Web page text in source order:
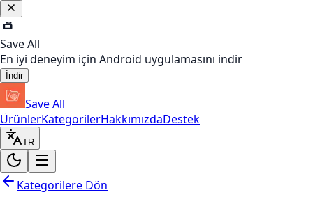
Save All
En iyi deneyim için Android uygulamasını indir
İndir
Save All
ÜrünlerKategorilerHakkımızdaDestek
TR
Kategorilere Dön